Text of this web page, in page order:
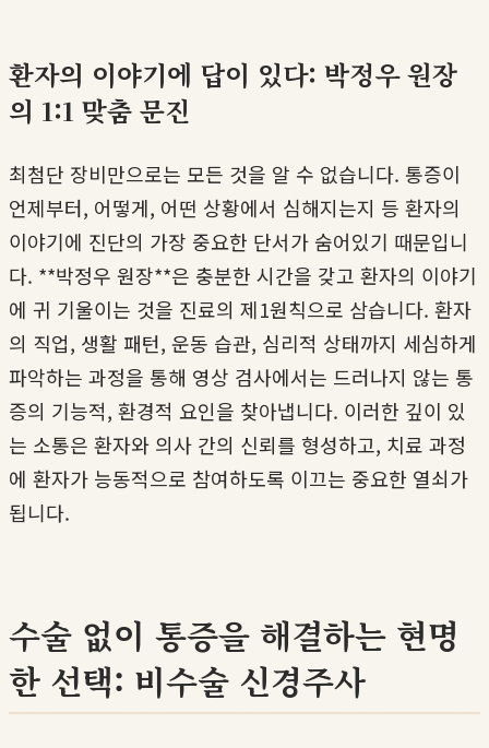
환자의 이야기에 답이 있다: 박정우 원장
의 1:1 맞춤 문진
최첨단 장비만으로는 모든 것을 알 수 없습니다. 통증이
언제부터, 어떻게, 어떤 상황에서 심해지는지 등 환자의
이야기에 진단의 가장 중요한 단서가 숨어있기 때문입니
다. **박정우 원장**은 충분한 시간을 갖고 환자의 이야기
에 귀 기울이는 것을 진료의 제1원칙으로 삼습니다. 환자
의 직업, 생활 패턴, 운동 습관, 심리적 상태까지 세심하게
파악하는 과정을 통해 영상 검사에서는 드러나지 않는 통
증의 기능적, 환경적 요인을 찾아냅니다. 이러한 깊이 있
는 소통은 환자와 의사 간의 신뢰를 형성하고, 치료 과정
에 환자가 능동적으로 참여하도록 이끄는 중요한 열쇠가
됩니다.
수술 없이 통증을 해결하는 현명
한 선택: 비수술 신경주사